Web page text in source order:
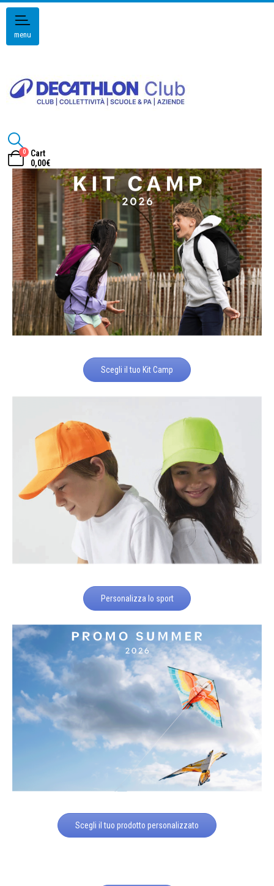
menu
0
Cart
0,00€
Scegli il tuo Kit Camp
Personalizza lo sport
Scegli il tuo prodotto personalizzato